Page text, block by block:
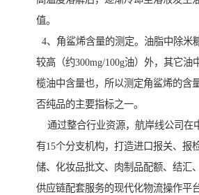
值。
4、角鲨烯含量的测定。油脂中除米
较高（约300mg/100g油）外，其它油
榄油中含量也，所以测定角鲨烯的含
否纯品的主要指标之一。
通过整合行业资源，航岸线公司在
有15个分支机构，打造进口报关、报
储、化妆品批文、肉制品配额、结汇
供应链配套服务的现代化物流操作平台